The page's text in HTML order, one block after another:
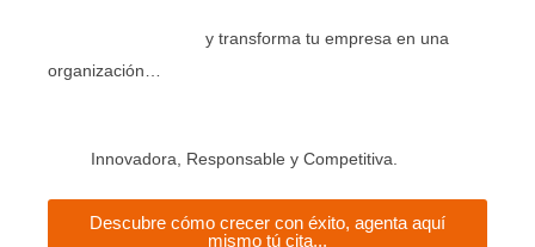
y transforma tu empresa en una
organización…
Innovadora, Responsable y Competitiva.
Descubre cómo crecer con éxito, agenta aquí
mismo tú cita...